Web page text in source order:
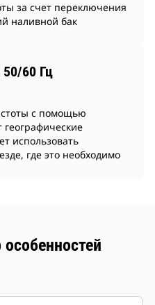
за счет переключения
наливной бак
60 Гц
с помощью
географические
использовать
где это необходимо